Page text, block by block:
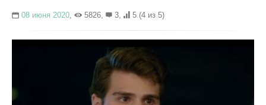
08 июня 2020, 5826, 3, 5 (4 из 5)